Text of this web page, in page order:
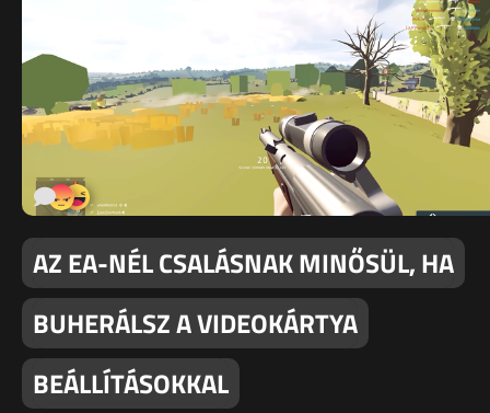
AZ EA-NÉL CSALÁSNAK MINŐSÜL, HA
BUHERÁLSZ A VIDEOKÁRTYA
BEÁLLÍTÁSOKKAL